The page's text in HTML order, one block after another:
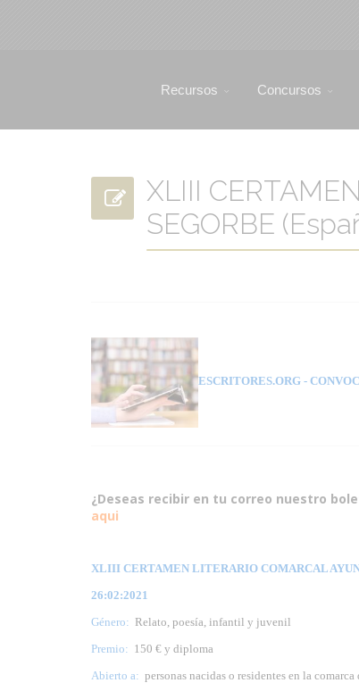
Recursos Concursos
XLIII
SEGORBE
ESCRITORES.ORG -
¿Deseas recibir en tu correo nuestro
aqui
XLIII CERTAMEN LITERARIO COMARCAL
26:02:2021
Género: Relato, poesía, infantil y juvenil
Premio: 150 € y diploma
Abierto a: personas nacidas o residentes en la